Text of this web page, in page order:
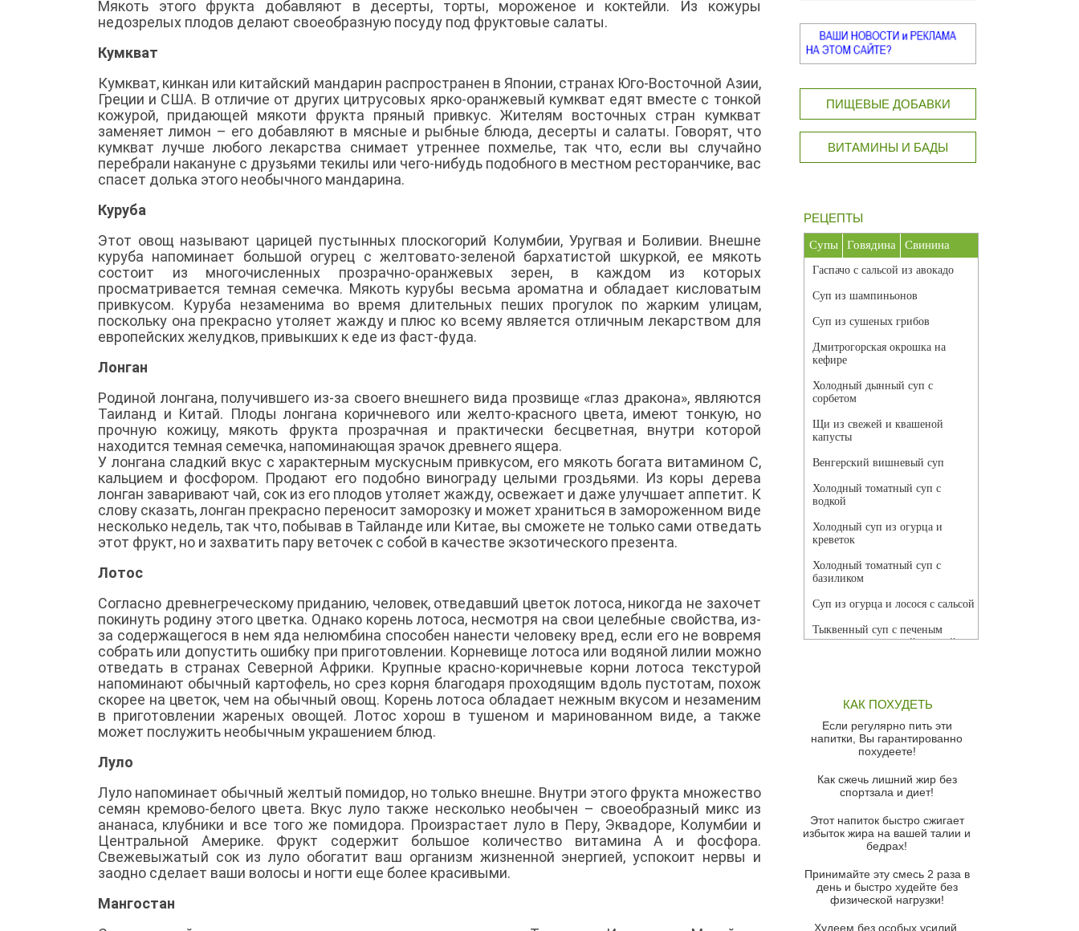
Мякоть этого фрукта добавляют в десерты, торты, мороженое и коктейли. Из кожуры
недозрелых плодов делают своеобразную посуду под фруктовые салаты.
Кумкват
Кумкват, кинкан или китайский мандарин распространен в Японии, странах Юго-Восточной Азии,
Греции и США. В отличие от других цитрусовых ярко-оранжевый кумкват едят вместе с тонкой
кожурой, придающей мякоти фрукта пряный привкус. Жителям восточных стран кумкват
заменяет лимон – его добавляют в мясные и рыбные блюда, десерты и салаты. Говорят, что
кумкват лучше любого лекарства снимает утреннее похмелье, так что, если вы случайно
перебрали накануне с друзьями текилы или чего-нибудь подобного в местном ресторанчике, вас
спасет долька этого необычного мандарина.
Куруба
Этот овощ называют царицей пустынных плоскогорий Колумбии, Уругвая и Боливии. Внешне
куруба напоминает большой огурец с желтовато-зеленой бархатистой шкуркой, ее мякоть
состоит из многочисленных прозрачно-оранжевых зерен, в каждом из которых
просматривается темная семечка. Мякоть курубы весьма ароматна и обладает кисловатым
привкусом. Куруба незаменима во время длительных пеших прогулок по жарким улицам,
поскольку она прекрасно утоляет жажду и плюс ко всему является отличным лекарством для
европейских желудков, привыкших к еде из фаст-фуда.
Лонган
Родиной лонгана, получившего из-за своего внешнего вида прозвище «глаз дракона», являются
Таиланд и Китай. Плоды лонгана коричневого или желто-красного цвета, имеют тонкую, но
прочную кожицу, мякоть фрукта прозрачная и практически бесцветная, внутри которой
находится темная семечка, напоминающая зрачок древнего ящера.
У лонгана сладкий вкус с характерным мускусным привкусом, его мякоть богата витамином С,
кальцием и фосфором. Продают его подобно винограду целыми гроздьями. Из коры дерева
лонган заваривают чай, сок из его плодов утоляет жажду, освежает и даже улучшает аппетит. К
слову сказать, лонган прекрасно переносит заморозку и может храниться в замороженном виде
несколько недель, так что, побывав в Тайланде или Китае, вы сможете не только сами отведать
этот фрукт, но и захватить пару веточек с собой в качестве экзотического презента.
Лотос
Согласно древнегреческому приданию, человек, отведавший цветок лотоса, никогда не захочет
покинуть родину этого цветка. Однако корень лотоса, несмотря на свои целебные свойства, из-
за содержащегося в нем яда нелюмбина способен нанести человеку вред, если его не вовремя
собрать или допустить ошибку при приготовлении. Корневище лотоса или водяной лилии можно
отведать в странах Северной Африки. Крупные красно-коричневые корни лотоса текстурой
напоминают обычный картофель, но срез корня благодаря проходящим вдоль пустотам, похож
скорее на цветок, чем на обычный овощ. Корень лотоса обладает нежным вкусом и незаменим
в приготовлении жареных овощей. Лотос хорош в тушеном и маринованном виде, а также
может послужить необычным украшением блюд.
Луло
Луло напоминает обычный желтый помидор, но только внешне. Внутри этого фрукта множество
семян кремово-белого цвета. Вкус луло также несколько необычен – своеобразный микс из
ананаса, клубники и все того же помидора. Произрастает луло в Перу, Эквадоре, Колумбии и
Центральной Америке. Фрукт содержит большое количество витамина А и фосфора.
Свежевыжатый сок из луло обогатит ваш организм жизненной энергией, успокоит нервы и
заодно сделает ваши волосы и ногти еще более красивыми.
Мангостан
ПИЩЕВЫЕ ДОБАВКИ
ВИТАМИНЫ И БАДЫ
РЕЦЕПТЫ
Супы Говядина Свинина
Гаспачо с сальсой из авокадо
Суп из шампиньонов
Суп из сушеных грибов
Дмитрогорская окрошка на
кефире
Холодный дынный суп с
сорбетом
Щи из свежей и квашеной
капусты
Венгерский вишневый суп
Холодный томатный суп с
водкой
Холодный суп из огурца и
креветок
Холодный томатный суп с
базиликом
Суп из огурца и лосося с сальсой
Тыквенный суп с печеным
чесноком и томатной сальсой
красного перца
Парижский луковый суп
Суп из спаржи и горошка с
Суп-крем из цветной капусты
Французский луковый суп
Суп из баклажанов с моцареллой
Грибной крем-суп с кростини с
козьим сыром
Суп мисо с зеленым луком и
КАК ПОХУДЕТЬ
Если регулярно пить эти
напитки, Вы гарантированно
похудеете!
Как сжечь лишний жир без
спортзала и диет!
Этот напиток быстро сжигает
избыток жира на вашей талии и
бедрах!
Принимайте эту смесь 2 раза в
день и быстро худейте без
физической нагрузки!
Худеем без особых усилий,